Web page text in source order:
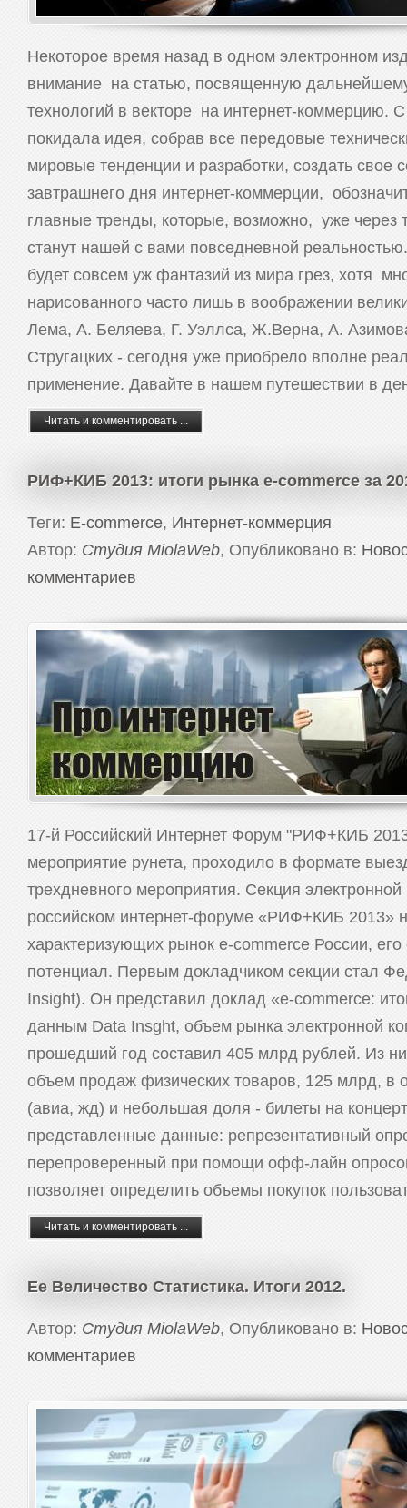
Некоторое время назад в одном электронном
внимание на статью, посвященную
технологий в векторе на интернет-коммерцию.
покидала идея, собрав все передовые
мировые тенденции и разработки, создать свое
завтрашнего дня интернет-коммерции,
главные тренды, которые, возможно, уже через
станут нашей с вами повседневной
будет совсем уж фантазий из мира грез, хотя
нарисованного часто лишь в воображении
Лема, А. Беляева, Г. Уэллса, Ж.Верна, А.
Стругацких - сегодня уже приобрело вполне
применение. Давайте в нашем путешествии в
Читать и комментировать ...
РИФ+КИБ 2013: итоги рынка e-commerce за
Теги: E-commerce, Интернет-коммерция
Автор: Студия MiolaWeb, Опубликовано в:
комментариев
17-й Российский Интернет Форум "РИФ+КИБ
мероприятие рунета, проходило в формате
трехдневного мероприятия. Секция
российском интернет-форуме «РИФ+КИБ 2013»
характеризующих рынок e-commerce России, его
потенциал. Первым докладчиком секции стал
Insight). Он представил доклад «e-commerce:
данным Data Insght, объем рынка электронной
прошедший год составил 405 млрд рублей. Из
объем продаж физических товаров, 125 млрд, в
(авиа, жд) и небольшая доля - билеты на
представленные данные: репрезентативный
перепроверенный при помощи офф-лайн
позволяет определить объемы покупок
Читать и комментировать ...
Ее Величество Статистика. Итоги 2012.
Автор: Студия MiolaWeb, Опубликовано в:
комментариев